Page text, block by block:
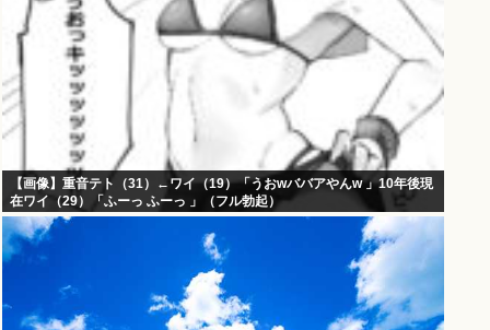
【画像】重音テト（31）←ワイ（19）「うおwババアやんw 」10年後現
在ワイ（29）「ふーっ ふーっ 」（フル勃起）